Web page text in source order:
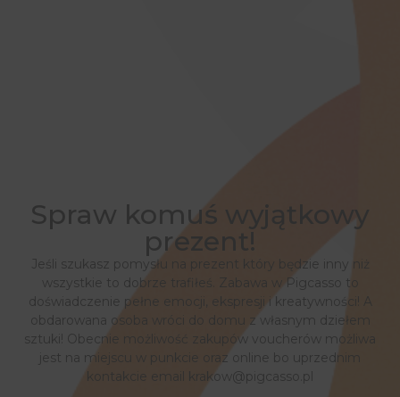
Spraw komuś wyjątkowy
prezent!
Jeśli szukasz pomysłu na prezent który będzie inny niż
wszystkie to dobrze trafiłeś. Zabawa w Pigcasso to
doświadczenie pełne emocji, ekspresji i kreatywności! A
obdarowana osoba wróci do domu z własnym dziełem
sztuki! Obecnie możliwość zakupów voucherów możliwa
jest na miejscu w punkcie oraz online bo uprzednim
kontakcie email krakow@pigcasso.pl